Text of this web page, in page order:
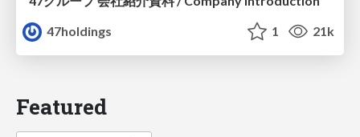
47holdings
1 21k
Featured